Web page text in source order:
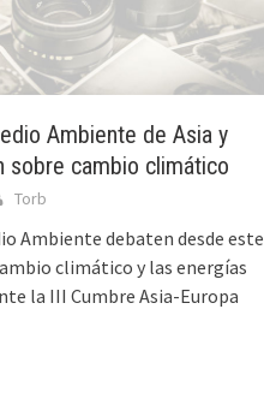
Ambiente de Asia y
sobre cambio climático
Torb
Ambiente debaten desde este
climático y las energías
la III Cumbre Asia-Europa